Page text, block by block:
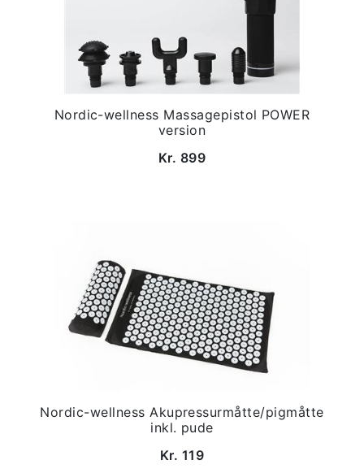
Nordic-wellness Massagepistol POWER
version
Kr. 899
Nordic-wellness Akupressurmåtte/pigmåtte
inkl. pude
Kr. 119